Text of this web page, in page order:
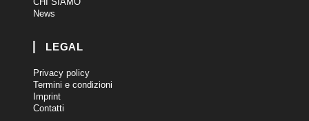
News
LEGAL
Privacy policy
Termini e condizioni
Imprint
Contatti